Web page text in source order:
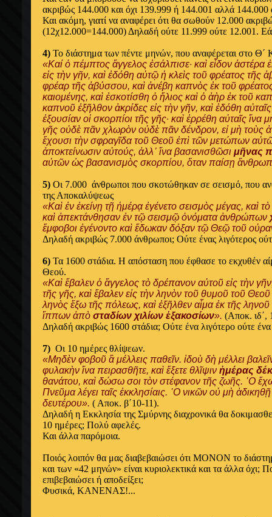
ακριβώς 144.000 και όχι 139.999 ή 144.001 αλλά
Και ακόμη, γιατί να αναφέρει ότι θα σωθούν 12.000
(12χ12.000=144.000) Δηλαδή ούτε 11.999 ούτε 12.001.
4) Το διάστημα των πέντε μηνών, που αναφέρεται στο
«Καί ὁ πέμπτος ἄγγελος ἐσάλπισε· καὶ εἶδον
εἰς τὴν γῆν, καὶ ἐδόθη αὐτῷ ἡ κλεὶς τοῦ φρέατος τῆς
φρέαρ τῆς ἀβύσσου, καὶ ἀνέβη καπνὸς ἐκ τοῦ
καιομένης, καὶ ἐσκοτίσθη ὁ ἥλιος καὶ ὁ ἀὴρ ἐκ τοῦ
καπνοῦ ἐξῆλθον ἀκρίδες εἰς τὴν γῆν, καὶ ἐδόθη
ἐξουσίαν οἱ σκορπίοι τῆς γῆς· καὶ ἐρρέθη αὐταῖς ἵνα
γῆς οὐδὲ πᾶν χλωρὸν οὐδὲ πᾶν δένδρον, εἰ μὴ τοὺς
ἔχουσι τὴν σφραγῖδα τοῦ Θεοῦ ἐπὶ τῶν μετώπων
ἀποκτείνωσιν αὐτούς, ἀλλ᾿ ἵνα βασανισθῶσι μῆνας
αὐτῶν ὡς βασανισμὸς σκορπίου, ὅταν παίσῃ
5) Οι 7.000 άνθρωποι που σκοτώθηκαν σε σεισμό, που
της Αποκαλύψεως
«Καὶ ἐν ἐκείνῃ τῇ ἡμέρᾳ ἐγένετο σεισμὸς μέγας, καὶ
καὶ ἀπεκτάνθησαν ἐν τῷ σεισμῷ ὀνόματα ἀνθρώπων
ἔμφοβοι ἐγένοντο καὶ ἔδωκαν δόξαν τῷ Θεῷ τοῦ
Δηλαδή ακριβώς 7.000 άνθρωποι; Ούτε ένας λιγότερος
6) Τα 1600 στάδια. Η απόσταση που έφθασε το εκχυθέν
Θεού.
«Καὶ ἔβαλεν ὁ ἄγγελος τὸ δρέπανον αὐτοῦ εἰς τὴν
τῆς γῆς, καὶ ἔβαλεν εἰς τὴν ληνὸν τοῦ θυμοῦ τοῦ
ληνὸς ἔξω τῆς πόλεως, καὶ ἐξῆλθεν αἷμα ἐκ τῆς
ἵππων ἀπὸ σταδίων χιλίων ἑξακοσίων». (Αποκ. ιδ΄,
Δηλαδή ακριβώς 1600 στάδια; Ούτε ένα λιγότερο ούτε
7) Οι 10 ημέρες θλίψεων.
«Μηδὲν φοβοῦ ἃ μέλλεις παθεῖν. ἰδοὺ δὴ μέλλει
φυλακὴν ἵνα πειρασθῆτε, καὶ ἕξετε θλῖψιν ἡμέρας
θανάτου, καὶ δώσω σοι τὸν στέφανον τῆς ζωῆς. ῾Ο
Πνεῦμα λέγει ταῖς ἐκκλησίαις. ῾Ο νικῶν οὐ μὴ
δευτέρου». ( Αποκ. β΄10-11).
Δηλαδή η Εκκλησία της Σμύρνης διαχρονικά θα
10 ημέρες; Πολύ αφελές.
Και άλλα παρόμοια.
Ποιός λοιπόν θα μας διαβεβαιώσει ότι ΜΟΝΟΝ το
και των «42 μηνών» είναι κυριολεκτικά και τα άλλα όχι;
επιβεβαιώσει ή αποδείξει;
Φυσικά, ΚΑΝΕΝΑΣ!...